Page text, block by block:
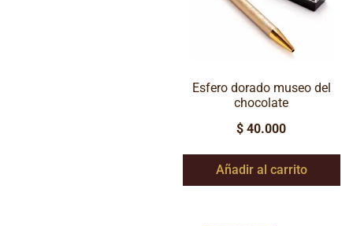
Esfero dorado museo del
chocolate
$ 40.000
Añadir al carrito